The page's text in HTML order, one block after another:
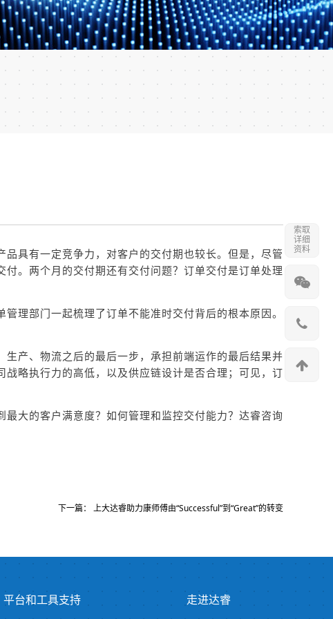
具有一定竞争力，对客户的交付期也较长。但是，尽管
。两个月的交付期还有交付问题？订单交付是订单处理
理部门一起梳理了订单不能准时交付背后的根本原因。
产、物流之后的最后一步，承担前端运作的最后结果并
略执行力的高低，以及供应链设计是否合理；可见，订
大的客户满意度？如何管理和监控交付能力？达睿咨询
下一篇： 上大达睿助力康师傅由“Successful”到“Great”的转变
平台和工具支持 走进达睿
索取
详细
资料